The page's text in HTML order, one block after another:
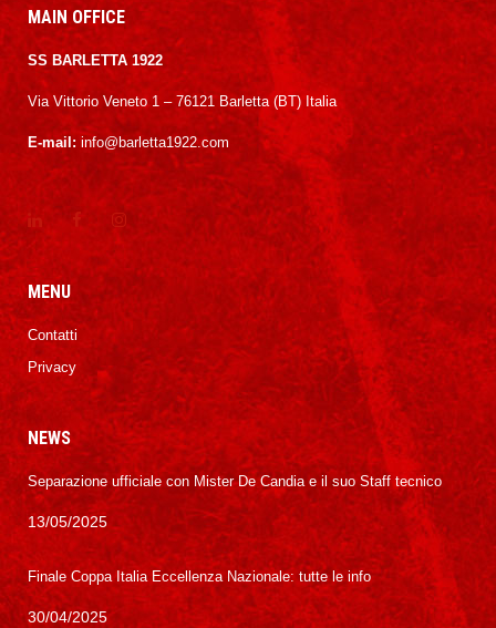
MAIN OFFICE
SS BARLETTA 1922
Via Vittorio Veneto 1 – 76121 Barletta (BT) Italia
E-mail: info@barletta1922.com
MENU
Contatti
Privacy
NEWS
Separazione ufficiale con Mister De Candia e il suo Staff tecnico
13/05/2025
Finale Coppa Italia Eccellenza Nazionale: tutte le info
30/04/2025